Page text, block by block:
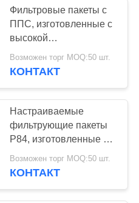
53
фильтр-
44
антиабразии для
систем сбора пыли
Фильтровые пакеты с
ППС, изготовленные с
высокой
интенсивностью и
отличной обработкой
на угле
Возможен торг MOQ:50 шт.
КОНТАКТ
Настраиваемые
фильтрующие пакеты
P84, изготовленные с
помощью
фильтрующей ткани
Возможен торг MOQ:50 шт.
КОНТАКТ